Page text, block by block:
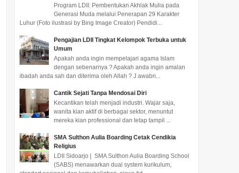
Program LDII: Pembentukan Akhlak Mulia pada
Generasi Muda melalui Penerapan 29 Karakter
Luhur (Foto ilustrasi by Bing Image Creator) Pendidi...
Pengajian LDII Tingkat Kelompok Terbuka untuk
Umum
Apakah anda ingin mempelajari agama Islam
dengan sebenarnya ? Apakah anda ingin amalan
ibadah anda sah dan diterima oleh Allah ? J awabn...
Cantik Sejati Tanpa Mendosai Diri
Kecantikan telah menjadi industri. Wajar saja,
wanita kian aktif di berbagai sektor, menuntut
mereka kian professional dan tetap tampil ...
SMA Sulthon Aulia Boarding Cetak Cendikia
Religius
LDII Sidoarjo | SMA Sulthon Aulia Boarding School
(SABS) menawarkan dual system kurikulum,